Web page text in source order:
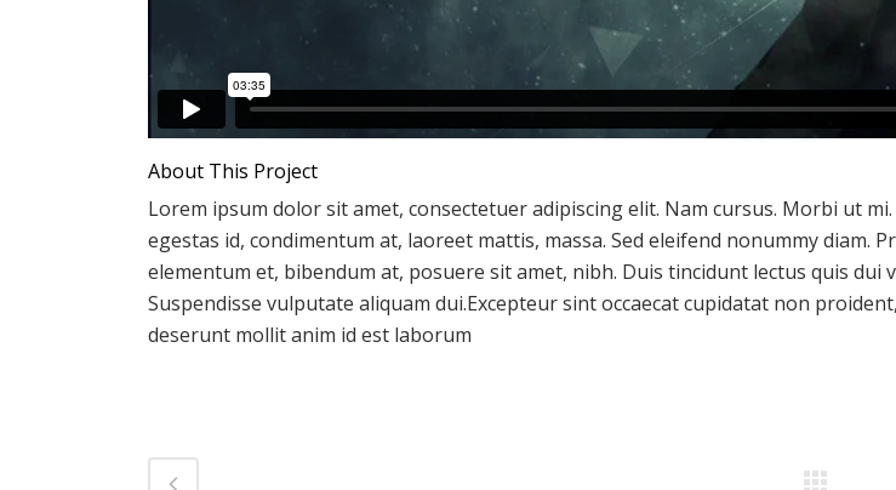
About This Project
Lorem ipsum dolor sit amet, consectetuer adipiscing elit. Nam cursus. Morbi ut
egestas id, condimentum at, laoreet mattis, massa. Sed eleifend nonummy diam.
elementum et, bibendum at, posuere sit amet, nibh. Duis tincidunt lectus quis dui
Suspendisse vulputate aliquam dui.Excepteur sint occaecat cupidatat non
deserunt mollit anim id est laborum